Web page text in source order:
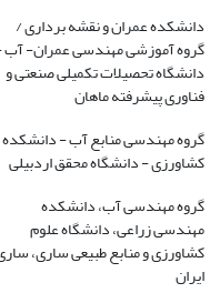
دانشکده عمران و نقشه برداری /
گروه آموزشی مهندسی عمران-
دانشگاه تحصیلات تکمیلی صنعتی و
فناوری پیشرفته ماهان
گروه مهندسی منابع آب - دانشکده
کشاورزی - دانشگاه محقق اردبیلی
گروه مهندسی آب، دانشکده
مهندسی زراعی، دانشگاه علوم
کشاورزی و منابع طبیعی ساری،
ایران